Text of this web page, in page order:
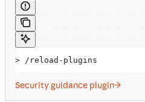
> /reload-plugins
Security guidance plugin